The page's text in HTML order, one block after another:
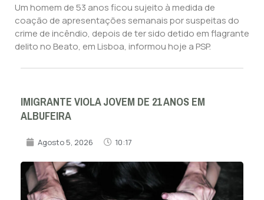
Um homem de 53 anos ficou sujeito à medida de
coação de apresentações semanais por suspeitas do
crime de incêndio, depois de ter sido detido em flagrante
delito no Beato, em Lisboa, informou hoje a PSP.
IMIGRANTE VIOLA JOVEM DE 21 ANOS EM
ALBUFEIRA
Agosto 5, 2026 10:17